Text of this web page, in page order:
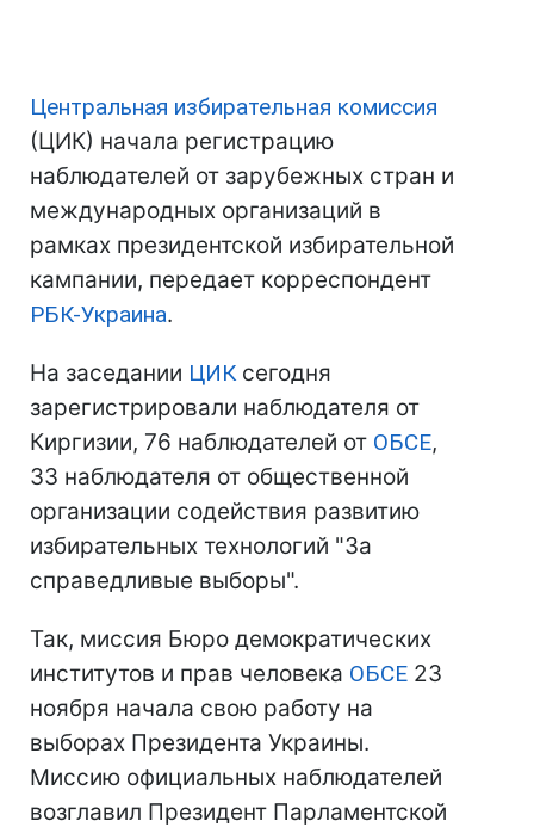
Центральная избирательная комиссия
(ЦИК) начала регистрацию
наблюдателей от зарубежных стран и
международных организаций в
рамках президентской избирательной
кампании, передает корреспондент
РБК-Украина.
На заседании ЦИКсегодня
зарегистрировали наблюдателя от
Киргизии, 76 наблюдателей от ОБСЕ,
33 наблюдателя от общественной
организации содействия развитию
избирательных технологий "За
справедливые выборы".
Так, миссия Бюро демократических
институтов и прав человека ОБСЕ 23
ноября начала свою работу на
выборах Президента Украины.
Миссию официальных наблюдателей
возглавил Президент Парламентской